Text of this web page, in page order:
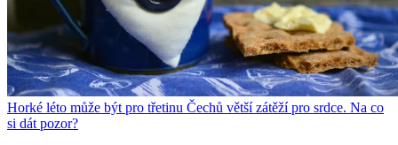
Horké léto může být pro třetinu Čechů větší zátěží pro srdce. Na co
si dát pozor?